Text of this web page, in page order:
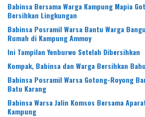
Babinsa Bersama Warga Kampung Mapia
Bersihkan Lingkungan
Babinsa Posramil Warsa Bantu Warga
Rumah di Kampung Ammoy
Ini Tampilan Yenburwo Setelah Dibersihkan
Kompak, Babinsa dan Warga Bersihkan
Babinsa Posramil Warsa Gotong-Royong
Batu Karang
Babinsa Warsa Jalin Komsos Bersama
Kampung